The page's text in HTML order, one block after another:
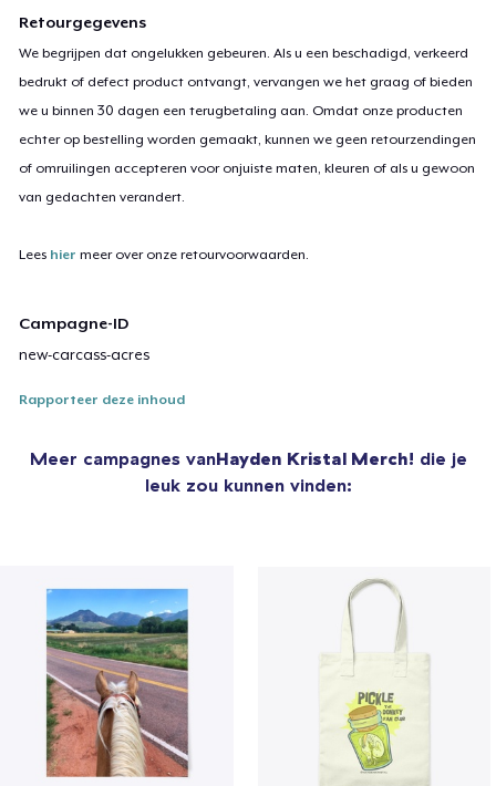
Retourgegevens
We begrijpen dat ongelukken gebeuren. Als u een beschadigd, verkeerd
bedrukt of defect product ontvangt, vervangen we het graag of bieden
we u binnen 30 dagen een terugbetaling aan. Omdat onze producten
echter op bestelling worden gemaakt, kunnen we geen retourzendingen
of omruilingen accepteren voor onjuiste maten, kleuren of als u gewoon
van gedachten verandert.
Lees hier meer over onze retourvoorwaarden.
Campagne-ID
new-carcass-acres
Rapporteer deze inhoud
Meer campagnes vanHayden Kristal Merch! die je
leuk zou kunnen vinden: